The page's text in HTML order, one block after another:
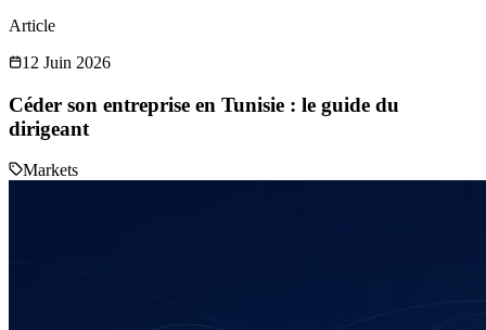
Article
12 Juin 2026
Céder son entreprise en Tunisie : le guide du
dirigeant
Markets